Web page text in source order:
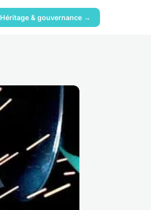
Héritage & gouvernance →